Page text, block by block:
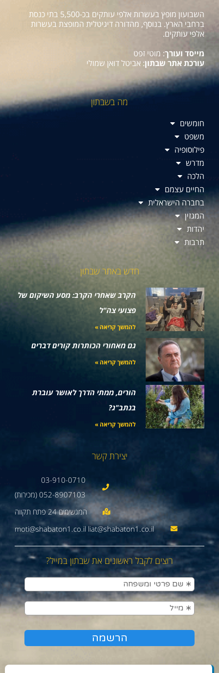
השבועון מופץ בעשרות אלפי עותקים בכ-5,500 בתי כנסת
ברחבי הארץ. בנוסף, מהדורה דיגיטלית המופצת בעשרות
אלפי עותקים.
מייסד ועורך: מוטי זפט
עורכת אתר שבתון: אביטל דואן שמולי
מה בשבתון
חומשים
משפט
פילוסופיה
מדרש
הלכה
החיים עצמם
בחברה הישראלית
המגזין
יהדות
תרבות
חדש באתר שבתון
הקרב שאחרי הקרב: מסע השיקום של
פצועי צה"ל
להמשך קריאה »
גם מאחורי הכותרות קורים דברים
להמשך קריאה »
הורים, ממתי הדרך לאושר עוברת
בנתב"ג?
להמשך קריאה »
יצירת קשר
03-910-0710
052-8907103 (מכירות)
moti@shabaton1.co.il liat@shabaton1.co.il
רוצים לקבל ראשונים את שבתון במייל?